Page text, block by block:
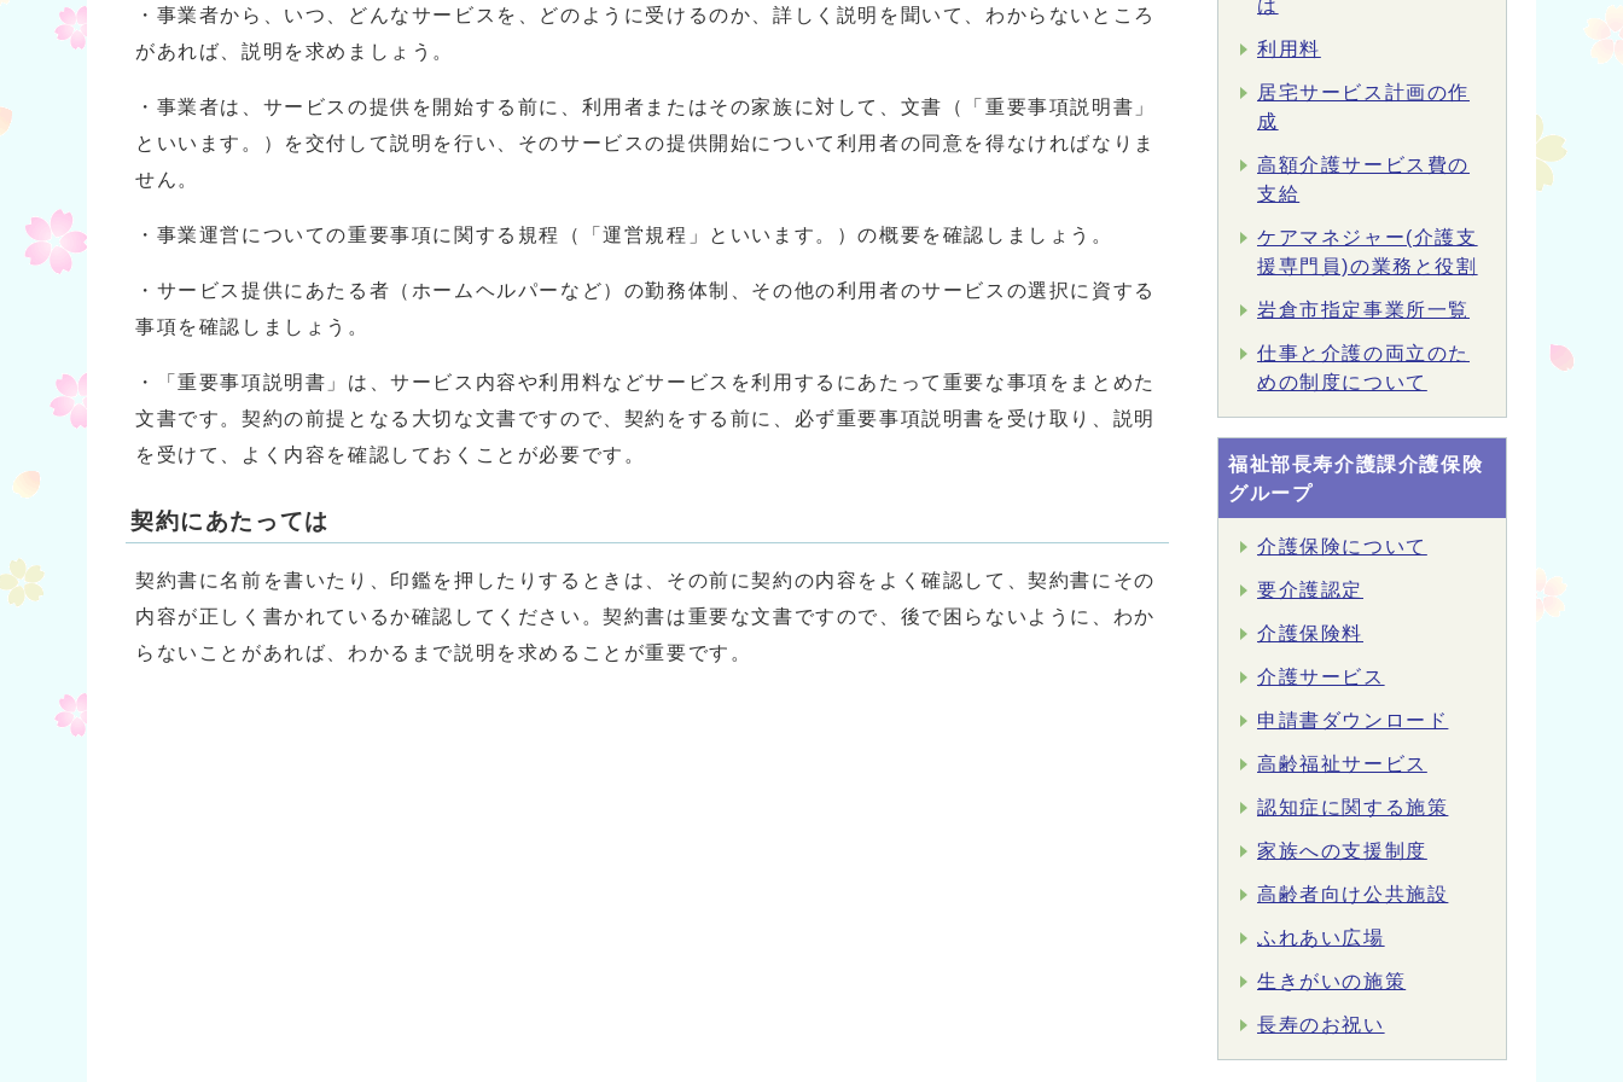
・事業者から、いつ、どんなサービスを、どのように受けるのか、詳しく説明を聞いて、わからないところ
があれば、説明を求めましょう。
・事業者は、サービスの提供を開始する前に、利用者またはその家族に対して、文書（「重要事項説明書」
といいます。）を交付して説明を行い、そのサービスの提供開始について利用者の同意を得なければなりま
せん。
・事業運営についての重要事項に関する規程（「運営規程」といいます。）の概要を確認しましょう。
・サービス提供にあたる者（ホームヘルパーなど）の勤務体制、その他の利用者のサービスの選択に資する
事項を確認しましょう。
・「重要事項説明書」は、サービス内容や利用料などサービスを利用するにあたって重要な事項をまとめた
文書です。契約の前提となる大切な文書ですので、契約をする前に、必ず重要事項説明書を受け取り、説明
を受けて、よく内容を確認しておくことが必要です。
契約にあたっては
契約書に名前を書いたり、印鑑を押したりするときは、その前に契約の内容をよく確認して、契約書にその
内容が正しく書かれているか確認してください。契約書は重要な文書ですので、後で困らないように、わか
らないことがあれば、わかるまで説明を求めることが重要です。
は
利用料
居宅サービス計画の作
成
高額介護サービス費の
支給
ケアマネジャー(介護支
援専門員)の業務と役割
岩倉市指定事業所一覧
仕事と介護の両立のた
めの制度について
福祉部長寿介護課介護保険
グループ
介護保険について
要介護認定
介護保険料
介護サービス
申請書ダウンロード
高齢福祉サービス
認知症に関する施策
家族への支援制度
高齢者向け公共施設
ふれあい広場
生きがいの施策
長寿のお祝い